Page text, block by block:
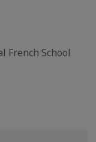
School